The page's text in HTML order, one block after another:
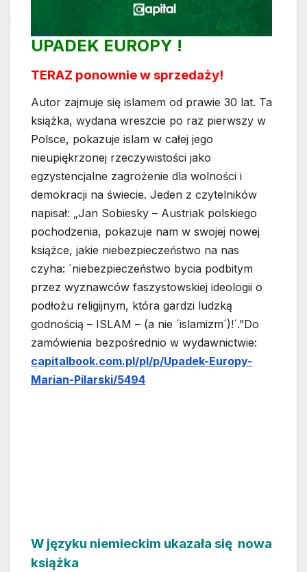
UPADEK EUROPY !
TERAZ ponownie w sprzedaży!
Autor zajmuje się islamem od prawie 30 lat. Ta
książka, wydana wreszcie po raz pierwszy w
Polsce, pokazuje islam w całej jego
nieupiękrzonej rzeczywistości jako
egzystencjalne zagrożenie dla wolności i
demokracji na świecie. Jeden z czytelników
napisał: „Jan Sobiesky – Austriak polskiego
pochodzenia, pokazuje nam w swojej nowej
książce, jakie niebezpieczeństwo na nas
czyha: ´niebezpieczeństwo bycia podbitym
przez wyznawców faszystowskiej ideologii o
podłożu religijnym, która gardzi ludzką
godnością – ISLAM – (a nie ´islamizm´)!´.”Do
zamówienia bezpośrednio w wydawnictwie:
capitalbook.com.pl/pl/p/Upadek-Europy-
Marian-Pilarski/5494
W języku niemieckim ukazała się nowa
książka